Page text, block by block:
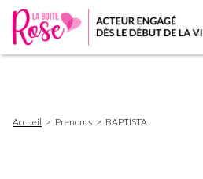
d'Ariane
Accueil Prenoms BAPTISTA